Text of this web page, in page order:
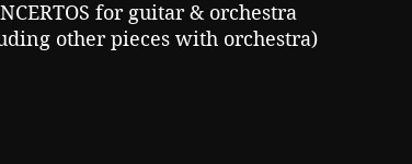
for guitar & orchestra
other pieces with orchestra)